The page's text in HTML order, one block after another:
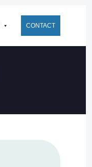
CONTACT